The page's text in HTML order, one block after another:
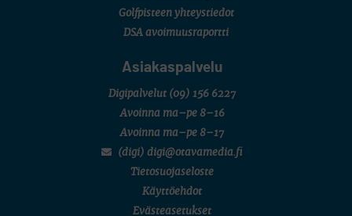
Golfpisteen yhteystiedot
DSA avoimuusraportti
Asiakaspalvelu
Digipalvelut (09) 156 6227
Avoinna ma–pe 8–16
Avoinna ma–pe 8–17
(digi) digi@otavamedia.fi
Tietosuojaseloste
Käyttöehdot
Evästeasetukset